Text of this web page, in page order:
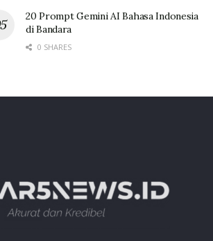
20 Prompt Gemini AI Bahasa Indonesia
di Bandara
0 SHARES